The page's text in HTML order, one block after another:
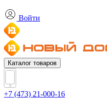
Войти
Каталог товаров
+7 (473) 21-000-16